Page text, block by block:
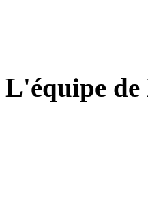
L'équipe de